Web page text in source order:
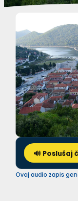
🔊 Poslušaj
Ovaj audio zapis